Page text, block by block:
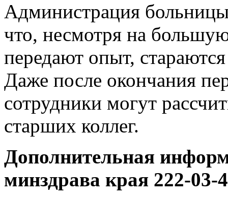
Администрация больницы
что, несмотря на
передают опыт,
Даже после окончания
сотрудники могут
старших коллег.
Дополнительная
минздрава края 222-03-